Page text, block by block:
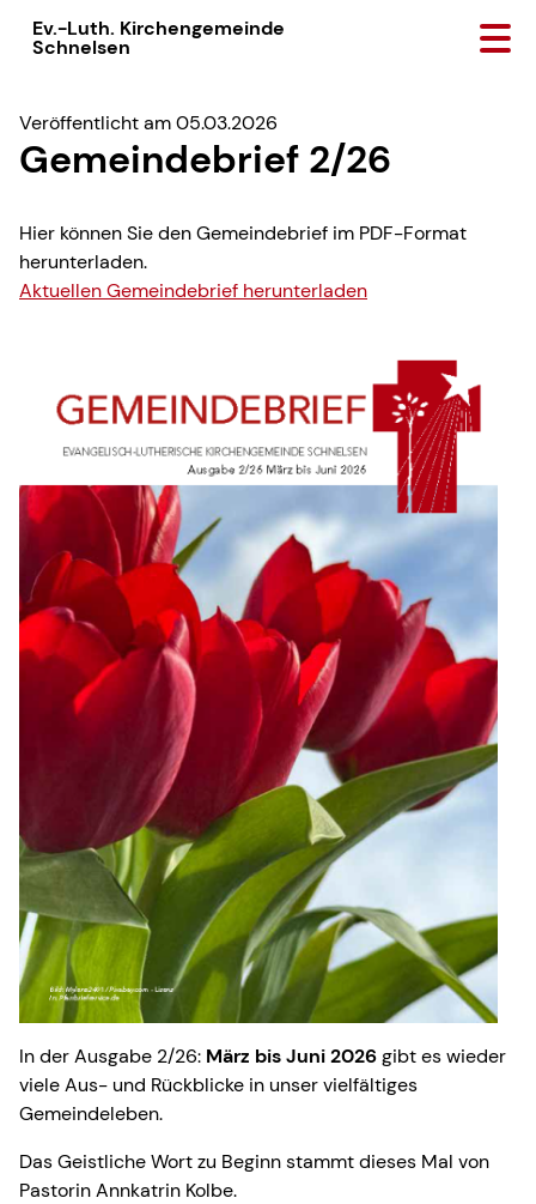
Ev.-Luth. Kirchengemeinde
Schnelsen
Veröffentlicht am 05.03.2026
Gemeindebrief 2/26
Hier können Sie den Gemeindebrief im PDF-Format
herunterladen.
Aktuellen Gemeindebrief herunterladen
In der Ausgabe 2/26: März bis Juni 2026gibt es wieder
viele Aus- und Rückblicke in unser vielfältiges
Gemeindeleben.
Das Geistliche Wort zu Beginn stammt dieses Mal von
Pastorin Annkatrin Kolbe.